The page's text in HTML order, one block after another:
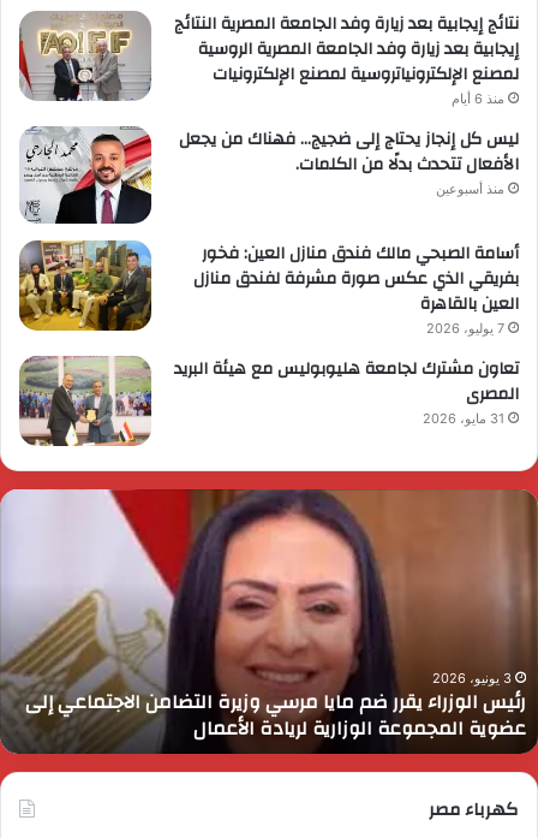
نتائج إيجابية بعد زيارة وفد الجامعة المصرية النتائج
إيجابية بعد زيارة وفد الجامعة المصرية الروسية
لمصنع الإلكترونياتروسية لمصنع الإلكترونيات
منذ 6 أيام
ليس كل إنجاز يحتاج إلى ضجيج… فهناك من يجعل
الأفعال تتحدث بدلًا من الكلمات.
منذ أسبوعين
أسامة الصبحي مالك فندق منازل العين: فخور
بفريقي الذي عكس صورة مشرفة لفندق منازل
العين بالقاهرة
7 يوليو، 2026
تعاون مشترك لجامعة هليوبوليس مع هيئة البريد
المصرى
31 مايو، 2026
رئيس
التضامن
الاجتماعي
إلى
عضوية
المجموعة
الوزارية
3 يونيو، 2026
رئيس الوزراء يقرر ضم مايا مرسي وزيرة التضامن الاجتماعي إلى
عضوية المجموعة الوزارية لريادة الأعمال
كهرباء مصر